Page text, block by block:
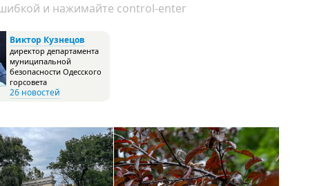
и нажимайте control-enter
Виктор Кузнецов
директор департамента
муниципальной
безопасности Одесского
горсовета
26 новостей